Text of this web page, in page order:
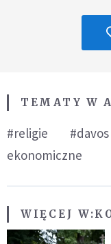
TEMATY W
#religie #davos
ekonomiczne
WIĘCEJ W: